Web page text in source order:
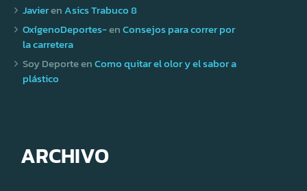
JavierenAsics Trabuco 8
OxígenoDeportes-enConsejos para correr por
la carretera
Soy DeporteenComo quitar el olor y el sabor a
plástico
ARCHIVO